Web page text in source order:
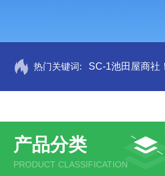
热门关键词: SC-1池田屋商社
产品分类
PRODUCT CLASSIFICATION